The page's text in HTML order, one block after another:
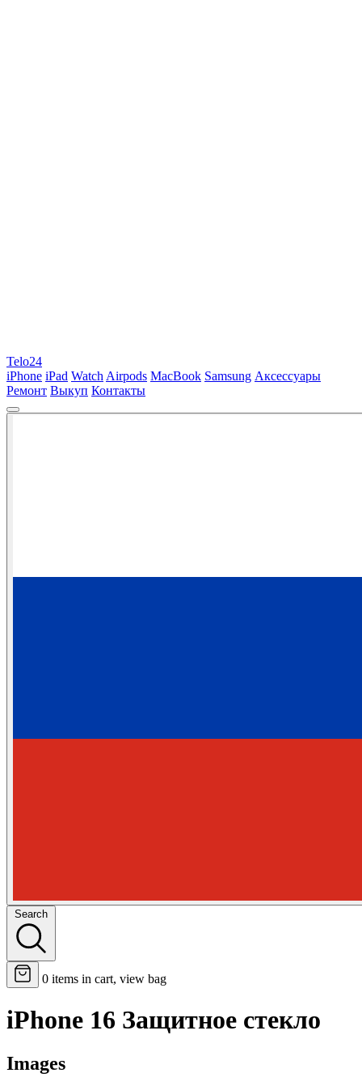
Telo24
iPhone iPad Watch Airpods MacBook Samsung Аксессуары
Ремонт Выкуп Контакты
Search
0 items in cart, view bag
iPhone 16 Защитное стекло
Images